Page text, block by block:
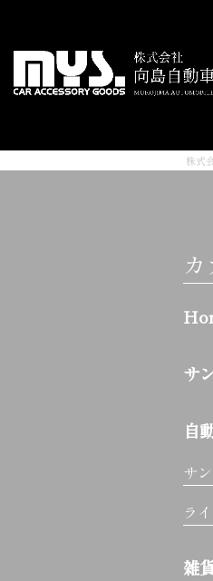
株式
カ
サ
自
サ
ラ
雑